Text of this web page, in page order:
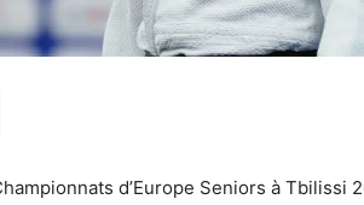
d’Europe Seniors à Tbilissi